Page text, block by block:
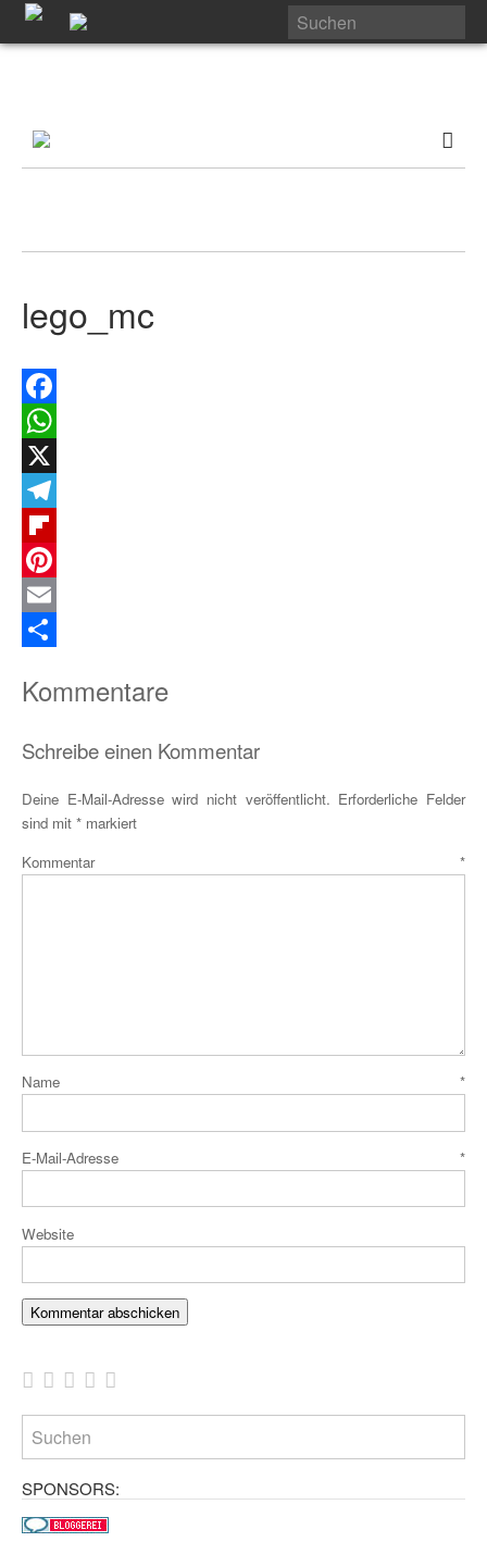
lego_mc
Facebook
WhatsApp
X
Telegram
Flipboard
Pinterest
Email
Kommentare
Schreibe einen Kommentar
Deine E-Mail-Adresse wird nicht veröffentlicht. Erforderliche Felder
sind mit * markiert
Kommentar *
Name *
E-Mail-Adresse *
Website
SPONSORS: